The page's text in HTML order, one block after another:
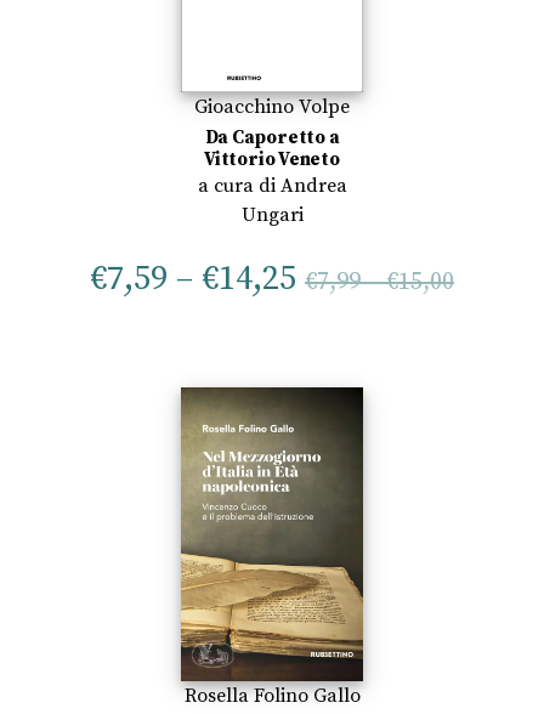
Gioacchino Volpe
Da Caporetto a
Vittorio Veneto
a cura di Andrea
Ungari
€7,59 – €14,25 €7,99–€15,00
Rosella Folino Gallo